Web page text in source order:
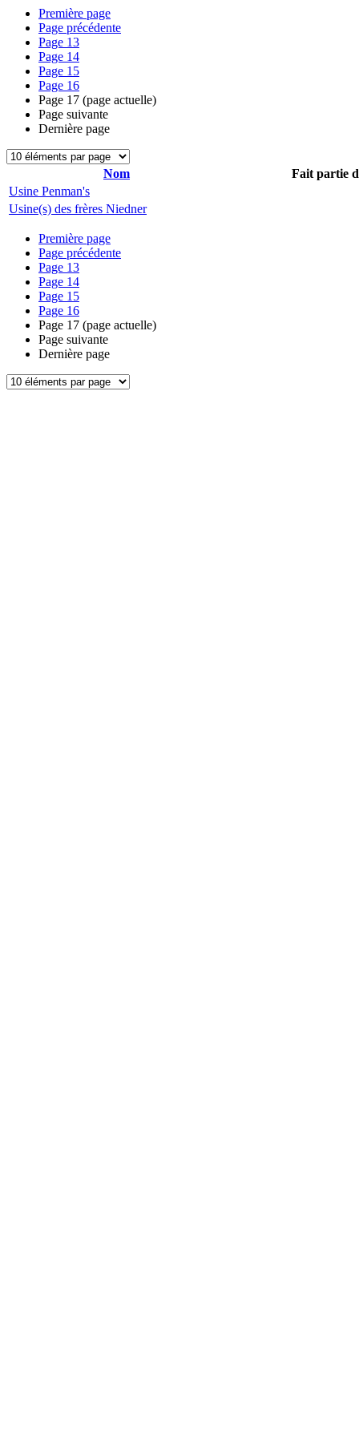
Première page
Page précédente
Page 13
Page 14
Page 15
Page 16
Page 17 (page actuelle)
Page suivante
Dernière page
Nom
Fait partie
Usine Penman's
Usine(s) des frères Niedner
Première page
Page précédente
Page 13
Page 14
Page 15
Page 16
Page 17 (page actuelle)
Page suivante
Dernière page